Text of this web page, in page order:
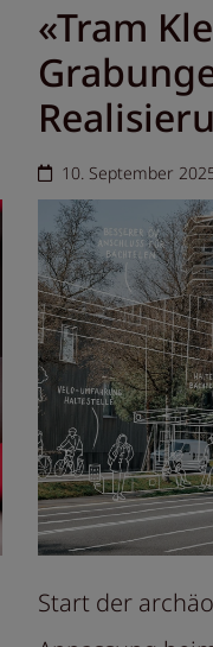
«Tram
10. September
Start der